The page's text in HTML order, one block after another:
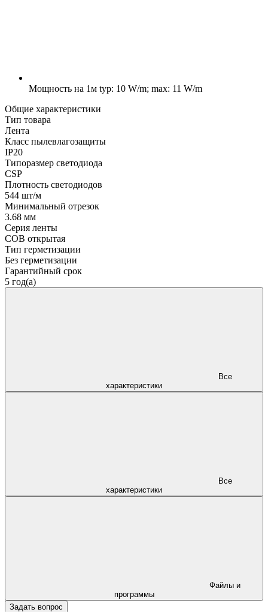
Мощность на 1м typ: 10 W/m; max: 11 W/m
Общие характеристики
Тип товара
Лента
Класс пылевлагозащиты
IP20
Типоразмер светодиода
CSP
Плотность светодиодов
544 шт/м
Минимальный отрезок
3.68 мм
Серия ленты
COB открытая
Тип герметизации
Без герметизации
Гарантийный срок
5 год(а)
характеристики
характеристики
программы
Задать вопрос